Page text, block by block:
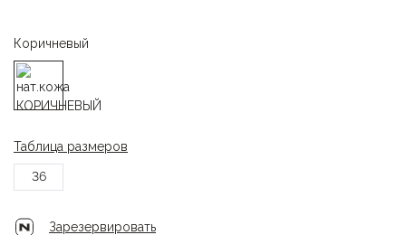
Коричневый
Таблица размеров
36
Зарезервировать